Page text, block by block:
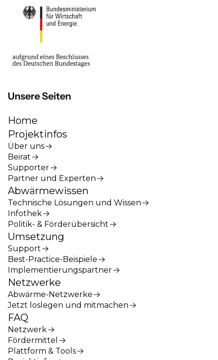
Unsere Seiten
Home
Projektinfos
Über uns
Beirat
Supporter
Partner und Experten
Abwärmewissen
Technische Lösungen und Wissen
Infothek
Politik- & Förderübersicht
Umsetzung
Support
Best-Practice-Beispiele
Implementierungspartner
Netzwerke
Abwärme-Netzwerke
Jetzt loslegen und mitmachen
FAQ
Netzwerk
Fördermittel
Plattform & Tools